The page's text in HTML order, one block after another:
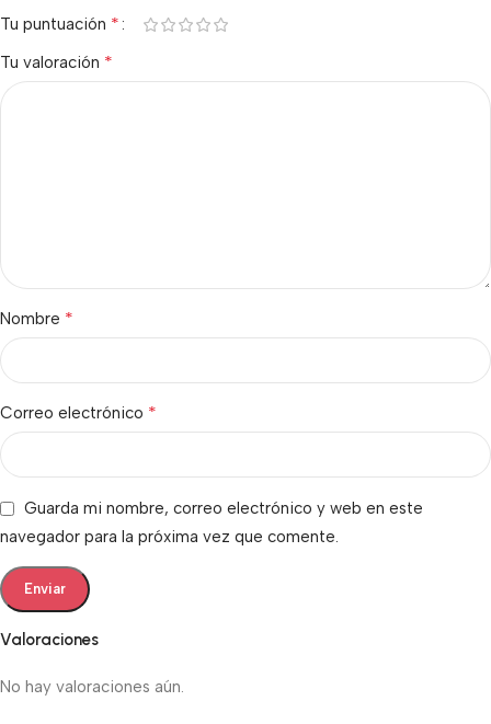
Valoraciones
No hay valoraciones aún.
Tu puntuación *
Tu valoración *
Nombre *
Correo electrónico *
Guarda mi nombre, correo electrónico y web en este
navegador para la próxima vez que comente.